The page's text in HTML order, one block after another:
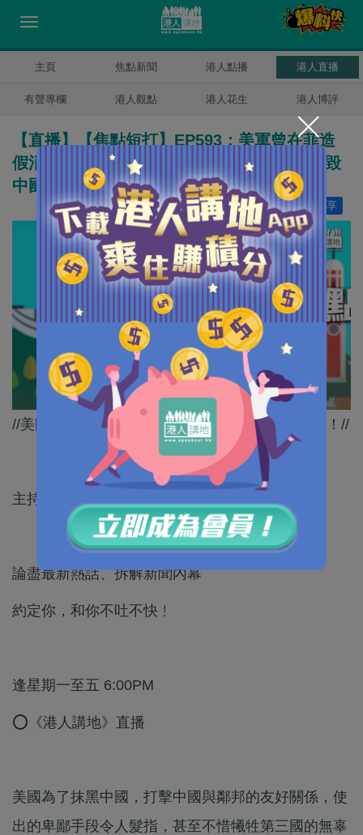
主頁 焦點新聞 港人點播 港人直播
有聲專欄 港人觀點 港人花生 港人博評
【直播】【焦點短打】EP593：美軍曾在菲造
假消息抹黑科興疫苗 罔顧數萬人枉死只為詆毀
中國
分享
讚好 16
//美國呢班反華政客真係喪盡天良，毫無道德底線！//
主持：周潔莹
論盡最新熱話、拆解新聞內幕
約定你，和你不吐不快﹗
逢星期一至五 6:00PM
⭕《港人講地》直播
美國為了抹黑中國，打擊中國與鄰邦的友好關係，使
出的卑鄙手段令人髮指，甚至不惜犧牲第三國的無辜